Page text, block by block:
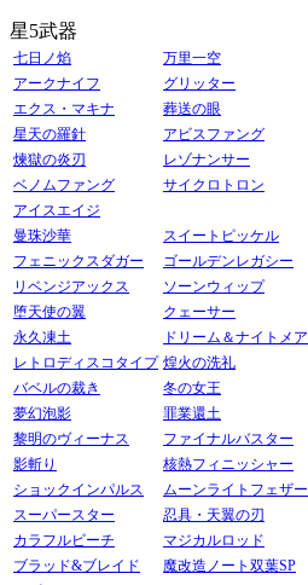
星5武器
七日ノ焰
万里一空
アークナイフ
グリッター
エクス・マキナ
葬送の眼
星天の羅針
アビスファング
煉獄の炎刃
レゾナンサー
ベノムファング
サイクロトロン
アイスエイジ
曼珠沙華
スイートピッケル
フェニックスダガー
ゴールデンレガシー
リベンジアックス
ソーンウィップ
堕天使の翼
クェーサー
永久凍土
ドリーム＆ナイトメア
レトロディスコタイプ 煌火の洗礼
バベルの裁き
冬の女王
夢幻泡影
罪業還土
黎明のヴィーナス
ファイナルバスター
影斬り
核熱フィニッシャー
ショックインパルス
ムーンライトフェザー
スーパースター
忍具・天翼の刃
カラフルビーチ
マジカルロッド
ブラッド&ブレイド
魔改造ノート双葉SP